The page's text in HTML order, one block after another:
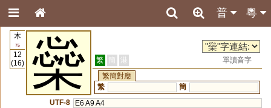
粵
普
木
75
12
(16)
橤 繁 簡 港
單讀音字
繁簡對應
繁
簡
UTF-8
E6 A9 A4